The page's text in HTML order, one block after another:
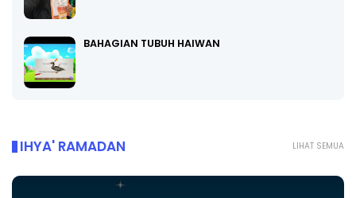
BAHAGIAN TUBUH HAIWAN
LIHAT SEMUA
IHYA' RAMADAN